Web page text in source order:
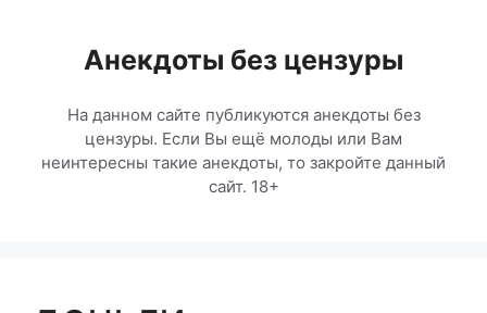
содержимомуАнекдоты без цензуры
На данном сайте публикуются анекдоты без
цензуры. Если Вы ещё молоды или Вам
неинтересны такие анекдоты, то закройте данный
сайт. 18+